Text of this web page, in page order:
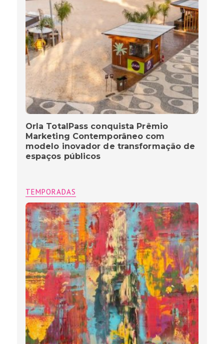
Orla TotalPass conquista Prêmio
Marketing Contemporâneo com
modelo inovador de transformação de
espaços públicos
TEMPORADAS